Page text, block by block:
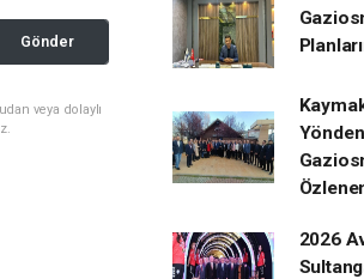
Gönder
veya dolaylı
2026